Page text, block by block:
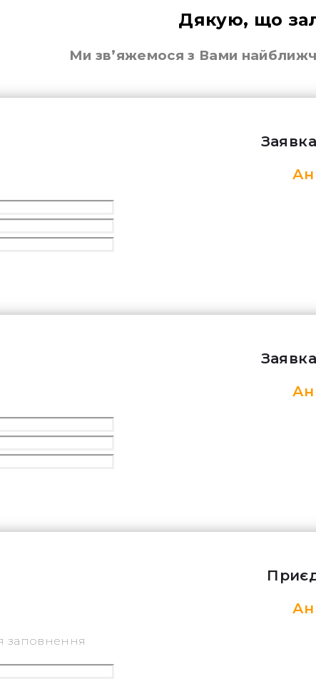
Дякую, що
Ми зв’яжемося з Вами
заповнення